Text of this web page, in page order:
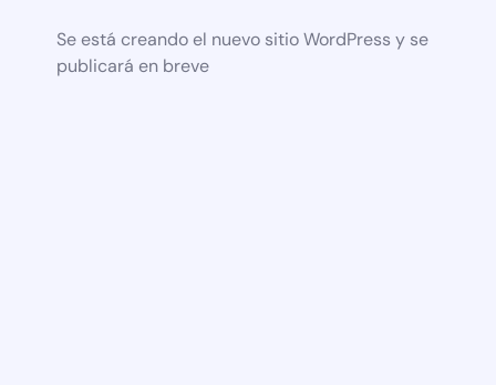
Se está creando el nuevo sitio WordPress y se
publicará en breve